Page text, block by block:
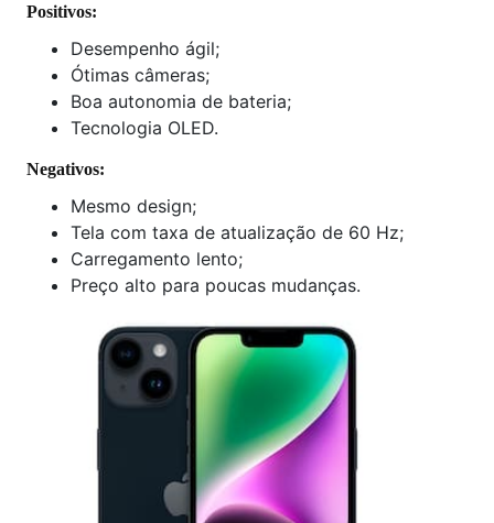
Positivos:
Desempenho ágil;
Ótimas câmeras;
Boa autonomia de bateria;
Tecnologia OLED.
Negativos:
Mesmo design;
Tela com taxa de atualização de 60 Hz;
Carregamento lento;
Preço alto para poucas mudanças.